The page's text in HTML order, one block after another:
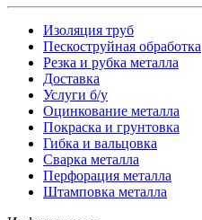
Изоляция труб
Пескоструйная обработка
Резка и рубка металла
Доставка
Услуги б/у
Оцинкование металла
Покраска и грунтовка
Гибка и вальцовка
Сварка металла
Перфорация металла
Штамповка металла